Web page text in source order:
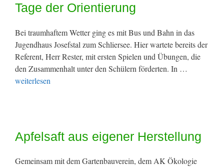
Tage der Orientierung
Bei traumhaftem Wetter ging es mit Bus und Bahn in das
Jugendhaus Josefstal zum Schliersee. Hier wartete bereits der
Referent, Herr Rester, mit ersten Spielen und Übungen, die
den Zusammenhalt unter den Schülern förderten. In …
weiterlesen
Apfelsaft aus eigener Herstellung
Gemeinsam mit dem Gartenbauverein, dem AK Ökologie